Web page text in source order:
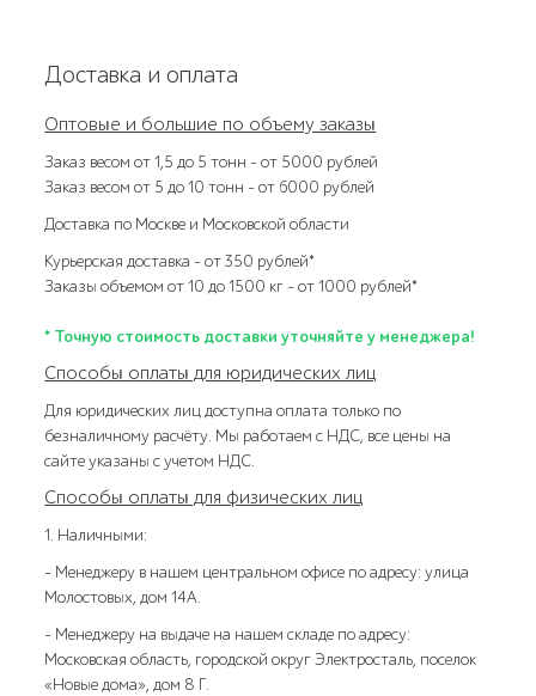
Доставка и оплата
Оптовые и большие по объему заказы
Заказ весом от 1,5 до 5 тонн – от 5000 рублей
Заказ весом от 5 до 10 тонн – от 6000 рублей
Доставка по Москве и Московской области
Курьерская доставка – от 350 рублей*
Заказы объемом от 10 до 1500 кг – от 1000 рублей*
* Точную стоимость доставки уточняйте у менеджера!
Способы оплаты для юридических лиц
Для юридических лиц доступна оплата только по
безналичному расчёту. Мы работаем с НДС, все цены на
сайте указаны с учетом НДС.
Способы оплаты для физических лиц
1. Наличными:
- Менеджеру в нашем центральном офисе по адресу: улица
Молостовых, дом 14А.
- Менеджеру на выдаче на нашем складе по адресу:
Московская область, городской округ Электросталь, поселок
«Новые дома», дом 8 Г.